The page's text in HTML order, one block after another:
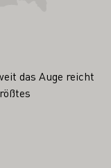
das Auge reicht